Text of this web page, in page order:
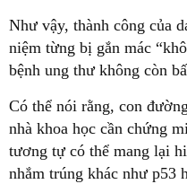
Như vậy, thành công của
niệm từng bị gắn mác
bệnh ung thư không còn
Có thể nói rằng, con
nhà khoa học cần chứng
tương tự có thể mang lại
nhắm trúng khác như p53